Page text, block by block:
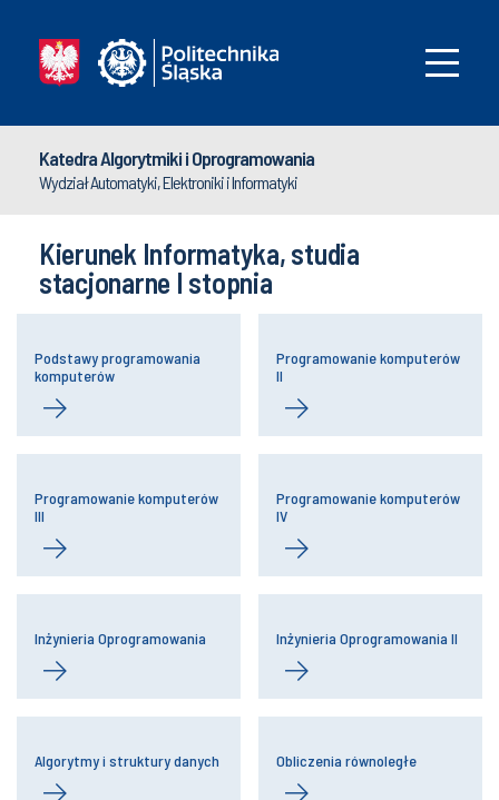
Katedra Algorytmiki i Oprogramowania
Wydział Automatyki, Elektroniki i Informatyki
Kierunek Informatyka, studia
stacjonarne I stopnia
Podstawy programowania
komputerów
Programowanie komputerów
II
Programowanie komputerów
III
Programowanie komputerów
IV
Inżynieria Oprogramowania Inżynieria Oprogramowania II
Algorytmy i struktury danych Obliczenia równoległe